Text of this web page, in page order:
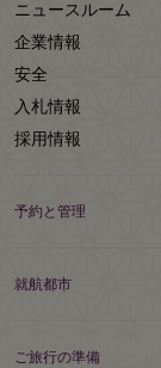
ニュースルーム
企業情報
安全
入札情報
採用情報
予約と管理
就航都市
ご旅行の準備